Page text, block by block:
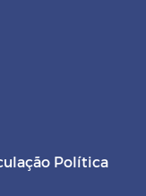
Política